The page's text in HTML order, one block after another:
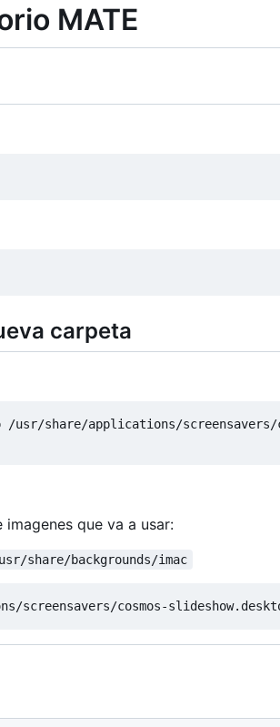
MATE
carpeta
/usr/share/applications/screensavers/
que va a usar:
share/backgrounds/imac